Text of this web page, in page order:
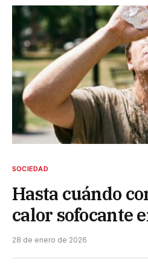
SOCIEDAD
Hasta cuándo
calor sofocante
28 de enero de 2026